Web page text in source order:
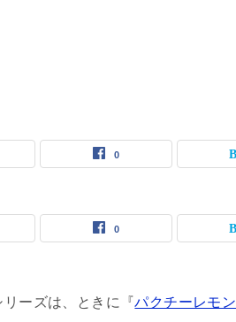
0
0
ーズは、ときに『パクチーレモン